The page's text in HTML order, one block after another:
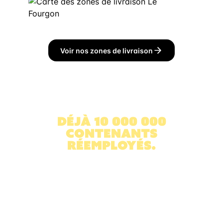
Voir nos zones de livraison
DÉJÀ 10 000 000
CONTENANTS
RÉEMPLOYÉS.